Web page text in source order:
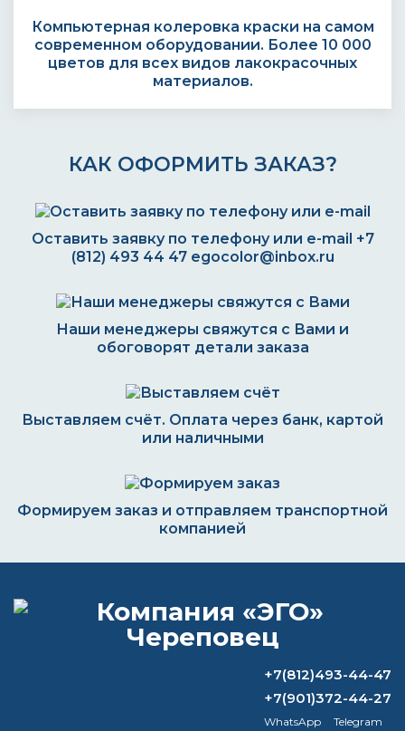
Компьютерная колеровка краски на самом
современном оборудовании. Более 10 000
цветов для всех видов лакокрасочных
материалов.
КАК ОФОРМИТЬ ЗАКАЗ?
Оставить заявку по телефону или e-mail +7
(812) 493 44 47 egocolor@inbox.ru
Наши менеджеры свяжутся с Вами и
обоговорят детали заказа
Выставляем счёт. Оплата через банк, картой
или наличными
Формируем заказ и отправляем транспортной
компанией
ВОПРОС-ОТВЕТ
Как водоотталкивающая пропитка
+7(812)493-44-47
+7(901)372-44-27
WhatsApp Telegram